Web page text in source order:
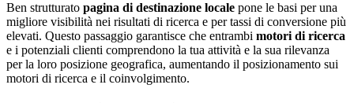
Ben strutturato pagina di destinazione locale pone le basi per una
migliore visibilità nei risultati di ricerca e per tassi di conversione più
elevati. Questo passaggio garantisce che entrambi motori di ricerca
e i potenziali clienti comprendono la tua attività e la sua rilevanza
per la loro posizione geografica, aumentando il posizionamento sui
motori di ricerca e il coinvolgimento.